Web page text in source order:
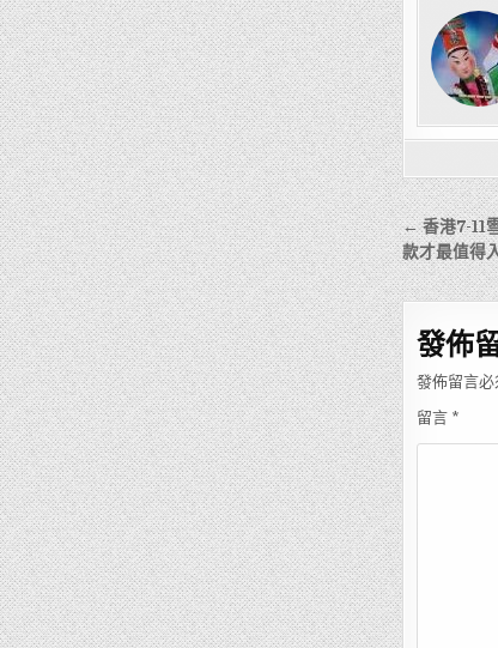
文
章
導
覽
← 香港7-11
款才最值得
發佈
發佈留言必
留言 *